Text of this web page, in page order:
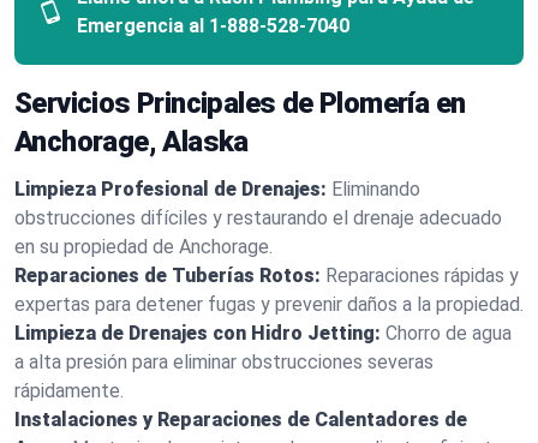
Emergencia al 1-888-528-7040
Servicios Principales de Plomería en
Anchorage, Alaska
Limpieza Profesional de Drenajes: Eliminando
obstrucciones difíciles y restaurando el drenaje adecuado
en su propiedad de Anchorage.
Reparaciones de Tuberías Rotos: Reparaciones rápidas y
expertas para detener fugas y prevenir daños a la propiedad.
Limpieza de Drenajes con Hidro Jetting: Chorro de agua
a alta presión para eliminar obstrucciones severas
rápidamente.
Instalaciones y Reparaciones de Calentadores de